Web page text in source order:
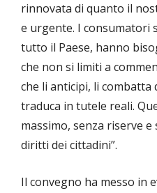
rinnovata di quanto il
e urgente. I consumatori
tutto il Paese, hanno
che non si limiti a
che li anticipi, li
traduca in tutele reali.
massimo, senza riserve
diritti dei cittadini”.
Il convegno ha messo in